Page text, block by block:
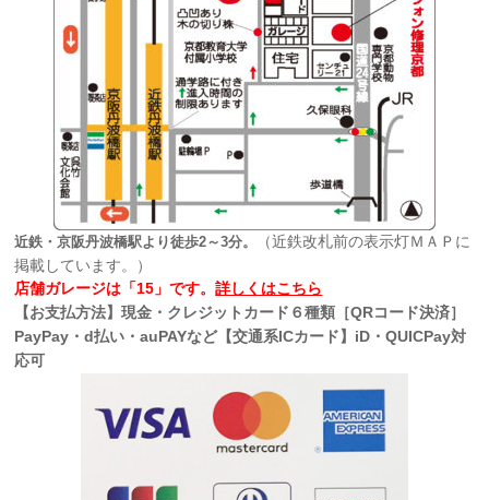
近鉄・京阪丹波橋駅より徒歩2～3分。
（近鉄改札前の表示灯ＭＡＰに
掲載しています。）
店舗ガレージは「15」です。詳しくはこちら
【お支払方法】現金・クレジットカード６種類［QRコード決済］
PayPay・d払い・auPAYなど【交通系ICカード】iD・QUICPay対
応可